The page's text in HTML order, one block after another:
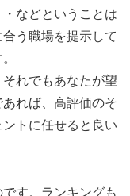
などということは
う職場を提示して
れでもあなたが望
れば、高評価のそ
トに任せると良い
す。ランキングも